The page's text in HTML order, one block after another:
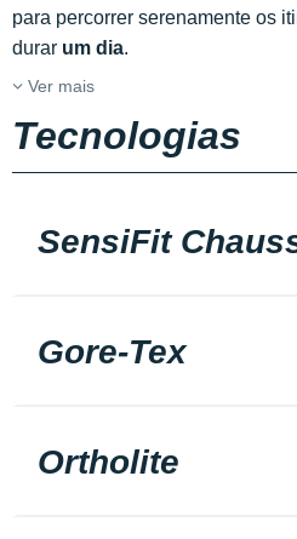
para percorrer serenamente os
durar um dia.
Ver mais
Tecnologias
SensiFit
Gore-Tex
Ortholite